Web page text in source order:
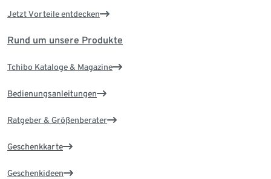
Jetzt Vorteile entdecken
Rund um unsere Produkte
Tchibo Kataloge & Magazine
Bedienungsanleitungen
Ratgeber & Größenberater
Geschenkkarte
Geschenkideen